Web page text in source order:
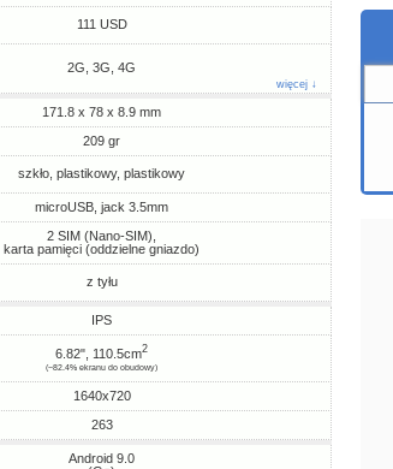
111 USD
2G, 3G, 4G
więcej ↓
171.8 x 78 x 8.9 mm
209 gr
szkło, plastikowy, plastikowy
microUSB, jack 3.5mm
2 SIM (Nano-SIM),
karta pamięci (oddzielne gniazdo)
z tyłu
IPS
6.82", 110.5cm2
(~82.4% ekranu do obudowy)
1640x720
263
Android 9.0